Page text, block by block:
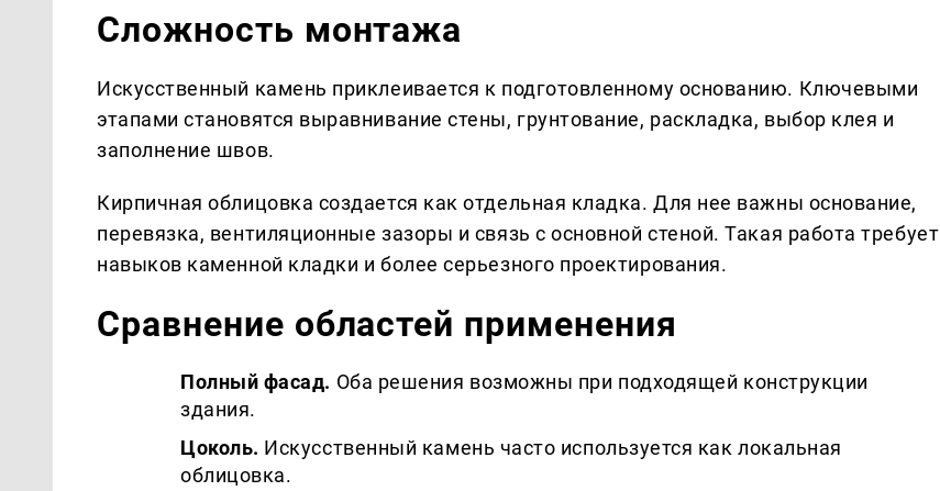
Сложность монтажа
Искусственный камень приклеивается к подготовленному основанию. Ключевыми
этапами становятся выравнивание стены, грунтование, раскладка, выбор клея и
заполнение швов.
Кирпичная облицовка создается как отдельная кладка. Для нее важны основание,
перевязка, вентиляционные зазоры и связь с основной стеной. Такая работа требует
навыков каменной кладки и более серьезного проектирования.
Сравнение областей применения
Полный фасад. Оба решения возможны при подходящей конструкции
здания.
Цоколь. Искусственный камень часто используется как локальная
облицовка.